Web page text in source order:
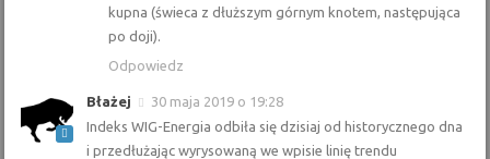
kupna (świeca z dłuższym górnym knotem, następująca
po doji).
Odpowiedz
Błażej
30 maja 2019 o 19:28
Indeks WIG-Energia odbiła się dzisiaj od historycznego dna
i przedłużając wyrysowaną we wpisie linię trendu